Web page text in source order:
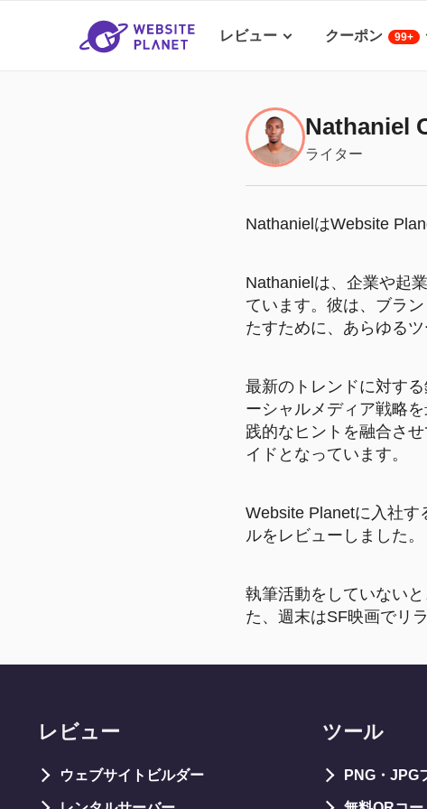
レビュー クーポン 99+
Nathaniel
ライター
NathanielはWebsite
Nathanielは、企業や起
ています。彼は、ブラ
たすために、あらゆる
最新のトレンドに対す
ーシャルメディア戦略
践的なヒントを融合さ
イドとなっています。
Website Planetに入社す
ルをレビューしました
執筆活動をしていない
た、週末はSF映画でリ
レビュー
ウェブサイトビルダー
ツール
PNG・JPG